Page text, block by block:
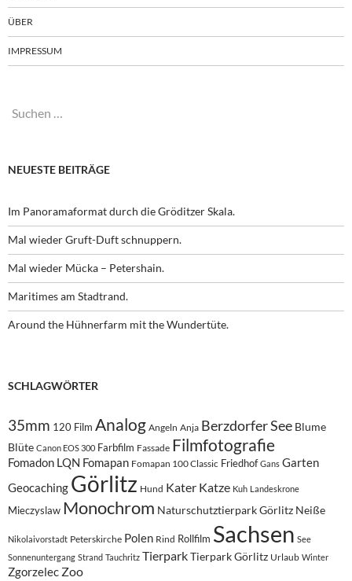
ÜBER
IMPRESSUM
Suchen
NEUESTE BEITRÄGE
Im Panoramaformat durch die Gröditzer Skala.
Mal wieder Gruft-Duft schnuppern.
Mal wieder Mücka – Petershain.
Maritimes am Stadtrand.
Around the Hühnerfarm mit the Wundertüte.
SCHLAGWÖRTER
35mm 120 Film Analog Angeln Anja Berzdorfer See Blume
Blüte Canon EOS 300 Farbfilm Fassade Filmfotografie
Fomadon LQN Fomapan Fomapan 100 Classic Friedhof Gans Garten
Geocaching Görlitz Hund Kater Katze Kuh Landeskrone
Mieczyslaw Monochrom Naturschutztierpark Görlitz Neiße
Nikolaivorstadt Peterskirche Polen Rind Rollfilm Sachsen See
Sonnenuntergang Strand Tauchritz TierparkTierpark Görlitz Urlaub Winter
Zgorzelec Zoo